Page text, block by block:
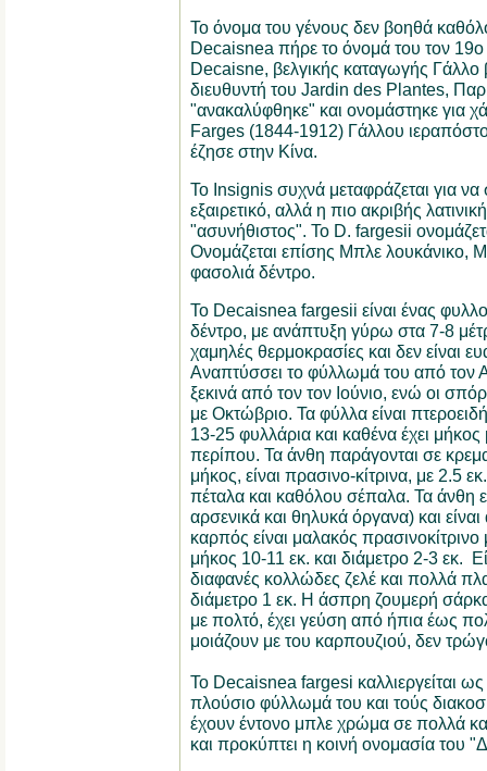
Το όνομα του γένους δεν βοηθά
Decaisnea πήρε το όνομά του τον
Decaisne, βελγικής καταγωγής Γάλλο
διευθυντή του Jardin des Plantes,
"ανακαλύφθηκε" και ονομάστηκε για
Farges (1844-1912) Γάλλου
έζησε στην Κίνα.
Το Insignis συχνά μεταφράζεται για να
εξαιρετικό, αλλά η πιο ακριβής
"ασυνήθιστος". Το D. fargesii
Ονομάζεται επίσης Μπλε λουκάνικο,
φασολιά δέντρο.
Το Decaisnea fargesii είναι ένας
δέντρο, με ανάπτυξη γύρω στα 7-8
χαμηλές θερμοκρασίες και δεν είναι
Αναπτύσσει το φύλλωμά του από τον
ξεκινά από τον τον Ιούνιο, ενώ οι
με Οκτώβριο. Τα φύλλα είναι
13-25 φυλλάρια και καθένα έχει μήκος
περίπου. Τα άνθη παράγονται σε
μήκος, είναι πρασινο-κίτρινα, με 2.5
πέταλα και καθόλου σέπαλα. Τα άνθη
αρσενικά και θηλυκά όργανα) και
καρπός είναι μαλακός
μήκος 10-11 εκ. και διάμετρο 2-3 εκ.
διαφανές κολλώδες ζελέ και πολλά
διάμετρο 1 εκ. Η άσπρη ζουμερή
με πολτό, έχει γεύση από ήπια έως
μοιάζουν με του καρπουζιού, δεν
Το Decaisnea fargesi καλλιεργείται
πλούσιο φύλλωμά του και τούς
έχουν έντονο μπλε χρώμα σε πολλά
και προκύπτει η κοινή ονομασία του